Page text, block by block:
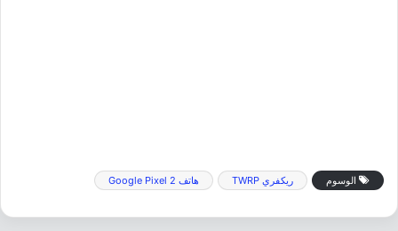
الوسوم ريكفري TWRP هاتف Google Pixel 2